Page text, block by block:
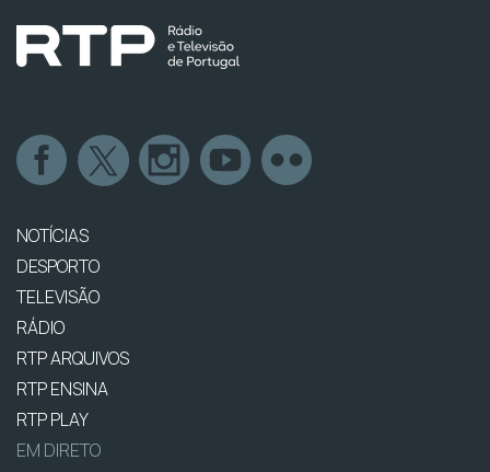
NOTÍCIAS
DESPORTO
TELEVISÃO
RÁDIO
RTP ARQUIVOS
RTP ENSINA
RTP PLAY
EM DIRETO